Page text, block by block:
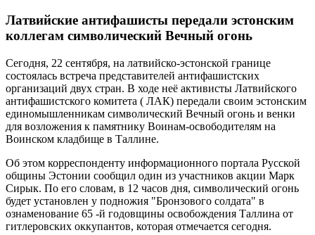
Латвийские антифашисты передали эстонским
коллегам символический Вечный огонь
Сегодня, 22 сентября, на латвийско-эстонской границе
состоялась встреча представителей антифашистских
организаций двух стран. В ходе неё активисты Латвийского
антифашистского комитета ( ЛАК) передали своим эстонским
единомышленникам символический Вечный огонь и венки
для возложения к памятнику Воинам-освободителям на
Воинском кладбище в Таллине.
Об этом корреспонденту информационного портала Русcкой
общины Эстонии сообщил один из участников акции Марк
Сирык. По его словам, в 12 часов дня, символический огонь
будет установлен у подножия "Бронзового солдата" в
ознаменование 65 -й годовщины освобождения Таллина от
гитлеровских оккупантов, которая отмечается сегодня.